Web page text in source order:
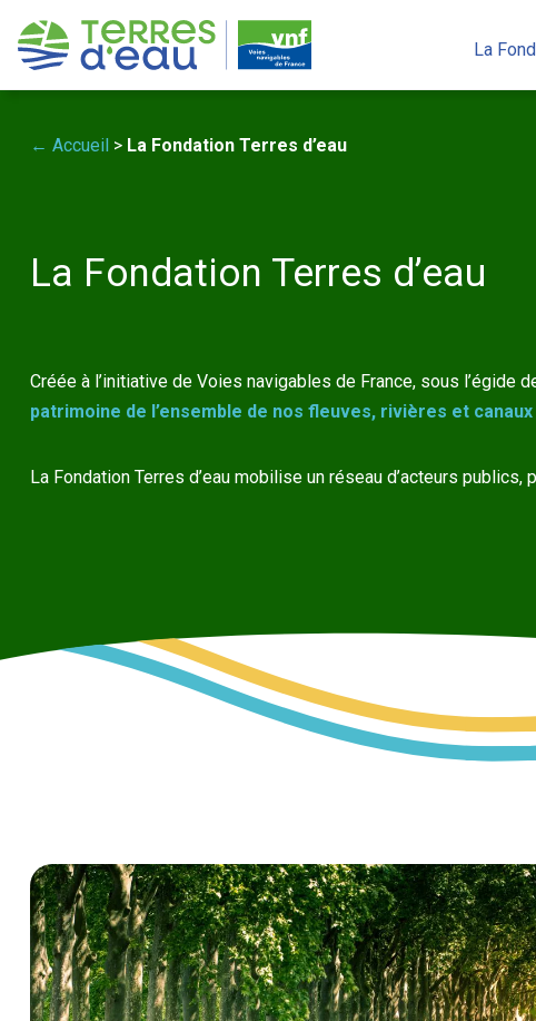
La
← Accueil > La Fondation Terres d’eau
La Fondation Terres d’eau
Créée à l’initiative de Voies navigables de France, sous l’égide
patrimoine de l’ensemble de nos fleuves, rivières et
La Fondation Terres d’eau mobilise un réseau d’acteurs